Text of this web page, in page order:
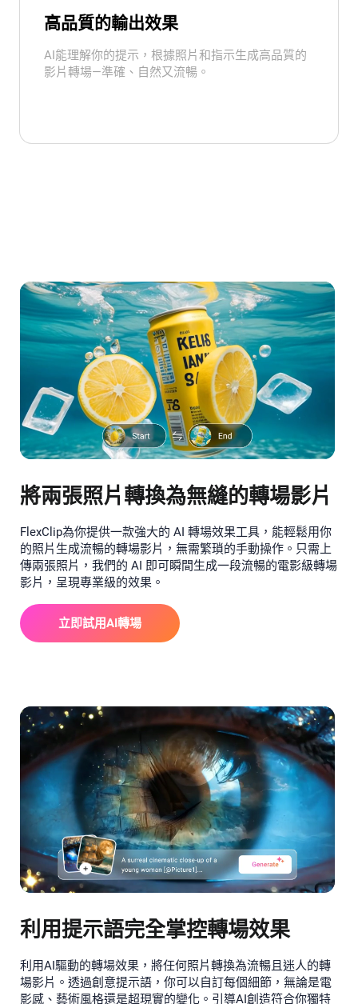
高品質的輸出效果
AI能理解你的提示，根據照片和指示生成高品質的
影片轉場—準確、自然又流暢。
將兩張照片轉換為無縫的轉場影片
FlexClip為你提供一款強大的 AI 轉場效果工具，能輕鬆用你
的照片生成流暢的轉場影片，無需繁瑣的手動操作。只需上
傳兩張照片，我們的 AI 即可瞬間生成一段流暢的電影級轉場
影片，呈現專業級的效果。
立即試用AI轉場
利用提示語完全掌控轉場效果
利用AI驅動的轉場效果，將任何照片轉換為流暢且迷人的轉
場影片。透過創意提示語，你可以自訂每個細節，無論是電
影感、藝術風格還是超現實的變化。引導AI創造符合你獨特